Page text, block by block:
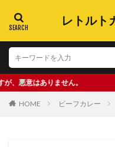
レトルト
せん。
HOME ビーフカレー